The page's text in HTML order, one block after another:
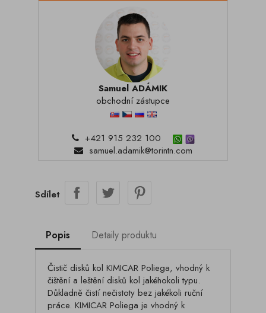
Samuel ADÁMIK
obchodní zástupce
+421 915 232 100
samuel.adamik@torintn.com
Sdílet
Popis Detaily produktu
Čistič disků kol KIMICAR Poliega, vhodný k
čištění a leštění disků kol jakéhokoli typu.
Důkladně čistí nečistoty bez jakékoli ruční
práce. KIMICAR Poliega je vhodný k